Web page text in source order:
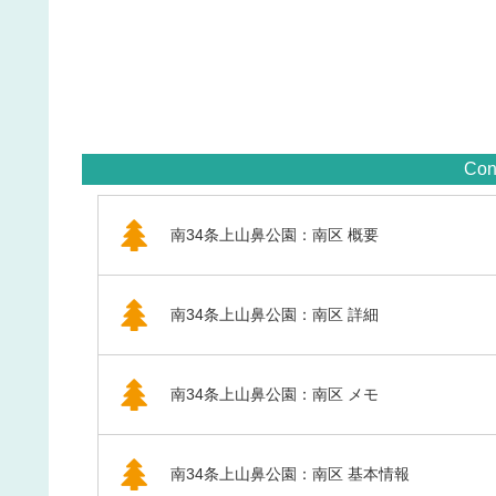
南34条上山鼻公園：南区 概要
南34条上山鼻公園：南区 詳細
南34条上山鼻公園：南区 メモ
南34条上山鼻公園：南区 基本情報